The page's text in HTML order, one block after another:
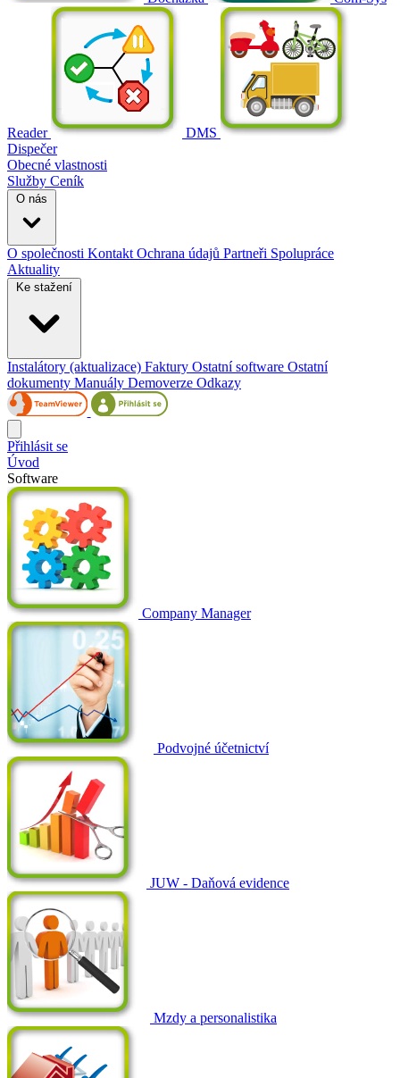
Reader
DMS
Dispečer
Obecné vlastnosti
Služby Ceník
O nás
O společnosti Kontakt Ochrana údajů Partneři Spolupráce
Aktuality
Ke stažení
Instalátory (aktualizace) Faktury Ostatní software Ostatní
dokumenty Manuály Demoverze Odkazy
Přihlásit se
Úvod
Software
Company Manager
Podvojné účetnictví
JUW - Daňová evidence
Mzdy a personalistika